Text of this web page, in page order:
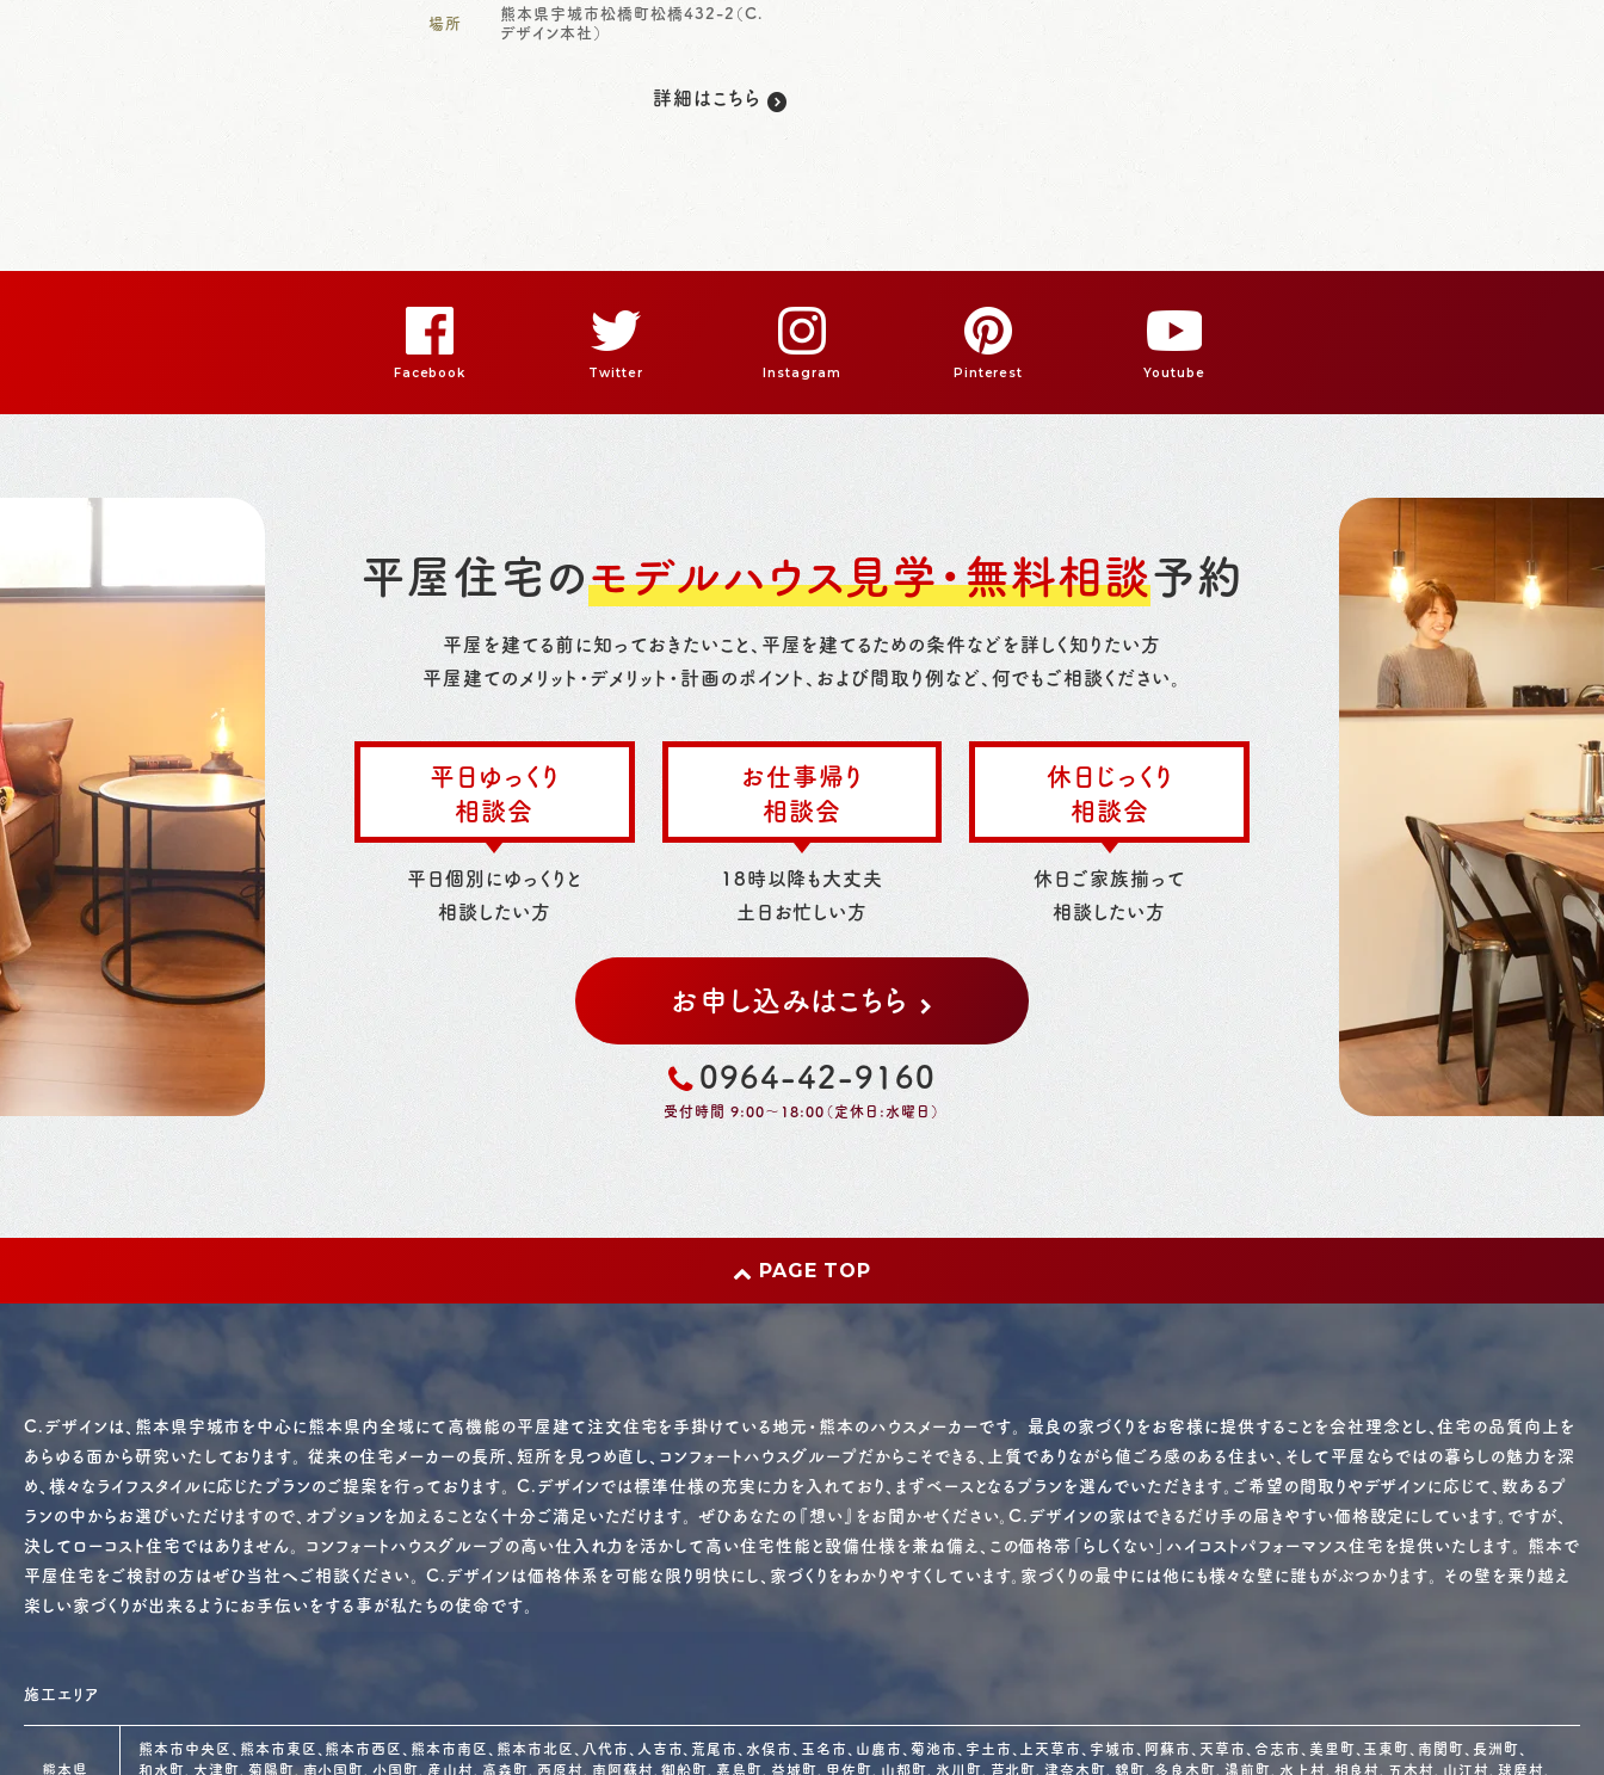
場所
熊本県宇城市松橋町松橋432-2（C.
デザイン本社）
詳細はこちら
Facebook Twitter Instagram Pinterest Youtube
平屋住宅のモデルハウス見学・無料相談予約
平屋を建てる前に知っておきたいこと、平屋を建てるための条件などを詳しく知りたい方
平屋建てのメリット・デメリット・計画のポイント、および間取り例など、何でもご相談ください。
平日ゆっくり
相談会
平日個別にゆっくりと
相談したい方
お仕事帰り
相談会
18時以降も大丈夫
土日お忙しい方
休日じっくり
相談会
休日ご家族揃って
相談したい方
お申し込みはこちら
0964-42-9160
受付時間 9:00～18:00（定休日:水曜日）
PAGE TOP
C.デザインは、熊本県宇城市を中心に熊本県内全域にて高機能の平屋建て注文住宅を手掛けている地元・熊本のハウスメーカーです。 最良の家づくりをお客様に提供することを会社理念とし、住宅の品質向上を
あらゆる面から研究いたしております。 従来の住宅メーカーの長所、短所を見つめ直し、コンフォートハウスグループだからこそできる、上質でありながら値ごろ感のある住まい、そして平屋ならではの暮らしの魅力を深
め、様々なライフスタイルに応じたプランのご提案を行っております。 C.デザインでは標準仕様の充実に力を入れており、まずベースとなるプランを選んでいただきます。ご希望の間取りやデザインに応じて、数あるプ
ランの中からお選びいただけますので、オプションを加えることなく十分ご満足いただけます。 ぜひあなたの『想い』をお聞かせください。C.デザインの家はできるだけ手の届きやすい価格設定にしています。ですが、
決してローコスト住宅ではありません。 コンフォートハウスグループの高い仕入れ力を活かして高い住宅性能と設備仕様を兼ね備え、この価格帯「らしくない」ハイコストパフォーマンス住宅を提供いたします。 熊本で
平屋住宅をご検討の方はぜひ当社へご相談ください。 C.デザインは価格体系を可能な限り明快にし、家づくりをわかりやすくしています。家づくりの最中には他にも様々な壁に誰もがぶつかります。 その壁を乗り越え
楽しい家づくりが出来るようにお手伝いをする事が私たちの使命です。
施工エリア
熊本県
熊本市中央区、熊本市東区、熊本市西区、熊本市南区、熊本市北区、八代市、人吉市、荒尾市、水俣市、玉名市、山鹿市、菊池市、宇土市、上天草市、宇城市、阿蘇市、天草市、合志市、美里町、玉東町、南関町、長洲町、
和水町、大津町、菊陽町、南小国町、小国町、産山村、高森町、西原村、南阿蘇村、御船町、嘉島町、益城町、甲佐町、山都町、氷川町、芦北町、津奈木町、錦町、多良木町、湯前町、水上村、相良村、五木村、山江村、球磨村、